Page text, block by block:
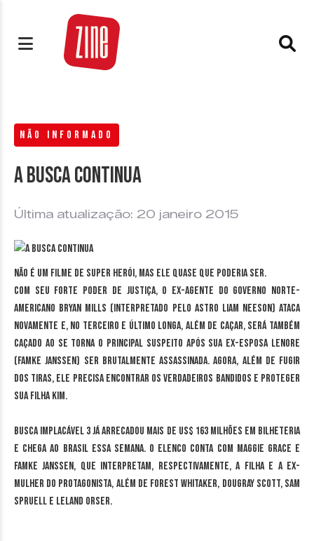
NÃO INFORMADO
A busca continua
Última atualização: 20 janeiro 2015
Não é um filme de super herói, mas ele quase que poderia ser.
Com seu forte poder de justiça, o ex-agente do governo norte-
americano Bryan Mills (interpretado pelo astro Liam Neeson) ataca
novamente e, no terceiro e último longa, além de caçar, será também
caçado ao se torna o principal suspeito após sua ex-esposa Lenore
(Famke Janssen) ser brutalmente assassinada. Agora, além de fugir
dos tiras, ele precisa encontrar os verdadeiros bandidos e proteger
sua filha Kim.
Busca Implacável 3 já arrecadou mais de US$ 163 milhões em bilheteria
e chega ao Brasil essa semana. O elenco conta com Maggie Grace e
Famke Janssen, que interpretam, respectivamente, a filha e a ex-
mulher do protagonista, além de Forest Whitaker, Dougray Scott, Sam
Spruell e Leland Orser.